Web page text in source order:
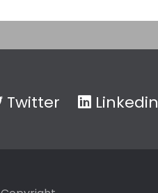
Twitter Linkedin